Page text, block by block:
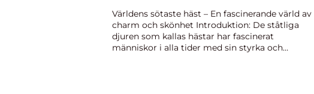
Världens sötaste häst – En fascinerande värld av
charm och skönhet Introduktion: De ståtliga
djuren som kallas hästar har fascinerat
människor i alla tider med sin styrka och